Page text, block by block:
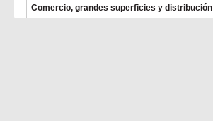
Comercio, grandes superficies y distribución